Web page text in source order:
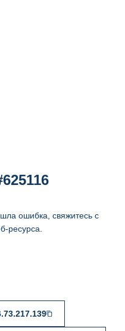
ошибка, свяжитесь с
ресурса.